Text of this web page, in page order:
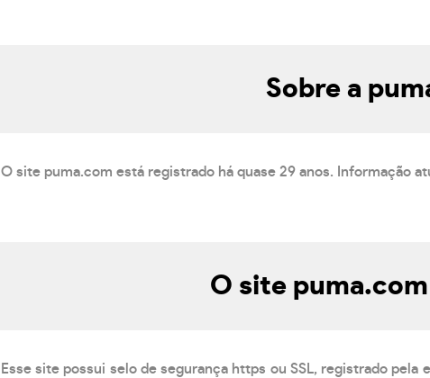
Sobre a
O site puma.com está registrado há quase 29 anos. Informação
O site
Esse site possui selo de segurança https ou SSL, registrado